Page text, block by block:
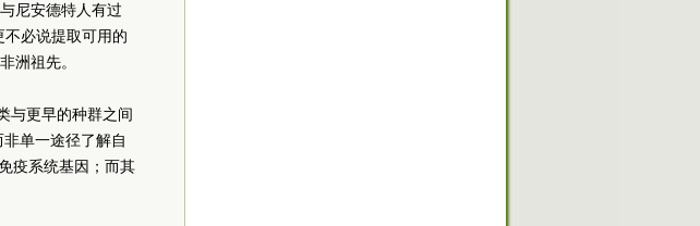
尼安德特人有过
必说提取可用的
洲祖先。
与更早的种群之间
单一途径了解自
疫系统基因；而其